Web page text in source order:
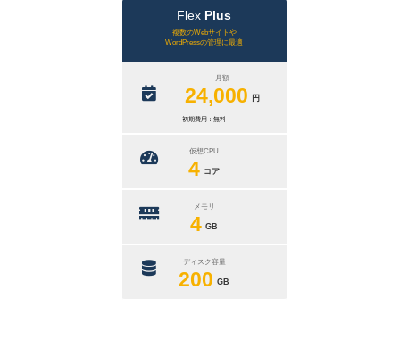
Flex Plus
複数のWebサイトや
WordPressの管理に最適
月額
24,000 円
初期費用：無料
仮想CPU
4 コア
メモリ
4 GB
ディスク容量
200 GB